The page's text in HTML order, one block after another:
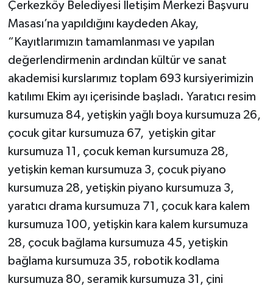
Çerkezköy Belediyesi İletişim Merkezi Başvuru
Masası’na yapıldığını kaydeden Akay,
“Kayıtlarımızın tamamlanması ve yapılan
değerlendirmenin ardından kültür ve sanat
akademisi kurslarımız toplam 693 kursiyerimizin
katılımı Ekim ayı içerisinde başladı. Yaratıcı resim
kursumuza 84, yetişkin yağlı boya kursumuza 26,
çocuk gitar kursumuza 67, yetişkin gitar
kursumuza 11, çocuk keman kursumuza 28,
yetişkin keman kursumuza 3, çocuk piyano
kursumuza 28, yetişkin piyano kursumuza 3,
yaratıcı drama kursumuza 71, çocuk kara kalem
kursumuza 100, yetişkin kara kalem kursumuza
28, çocuk bağlama kursumuza 45, yetişkin
bağlama kursumuza 35, robotik kodlama
kursumuza 80, seramik kursumuza 31, çini